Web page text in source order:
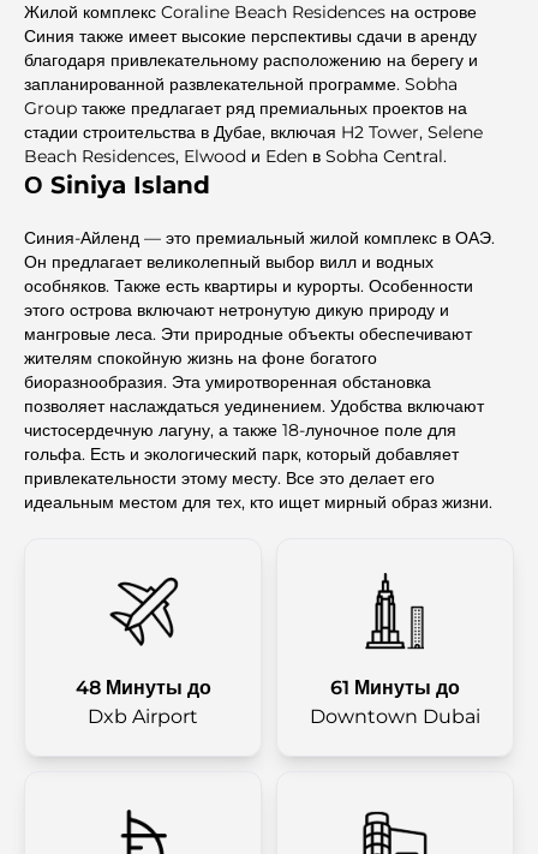
Жилой комплекс Coraline Beach Residences на острове
Синия также имеет высокие перспективы сдачи в аренду
благодаря привлекательному расположению на берегу и
запланированной развлекательной программе. Sobha
Group также предлагает ряд премиальных проектов на
стадии строительства в Дубае, включая H2 Tower, Selene
Beach Residences, Elwood и Eden в Sobha Central.
О Siniya Island
Синия-Айленд — это премиальный жилой комплекс в ОАЭ.
Он предлагает великолепный выбор вилл и водных
особняков. Также есть квартиры и курорты. Особенности
этого острова включают нетронутую дикую природу и
мангровые леса. Эти природные объекты обеспечивают
жителям спокойную жизнь на фоне богатого
биоразнообразия. Эта умиротворенная обстановка
позволяет наслаждаться уединением. Удобства включают
чистосердечную лагуну, а также 18-луночное поле для
гольфа. Есть и экологический парк, который добавляет
привлекательности этому месту. Все это делает его
идеальным местом для тех, кто ищет мирный образ жизни.
48 Минуты до
Dxb Airport
61 Минуты до
Downtown Dubai